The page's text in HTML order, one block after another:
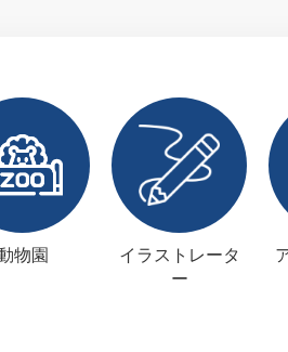
物園
イラストレータ
ー